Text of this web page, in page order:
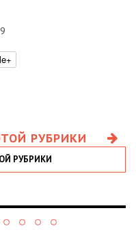
РУБРИКИ
РУБРИКИ